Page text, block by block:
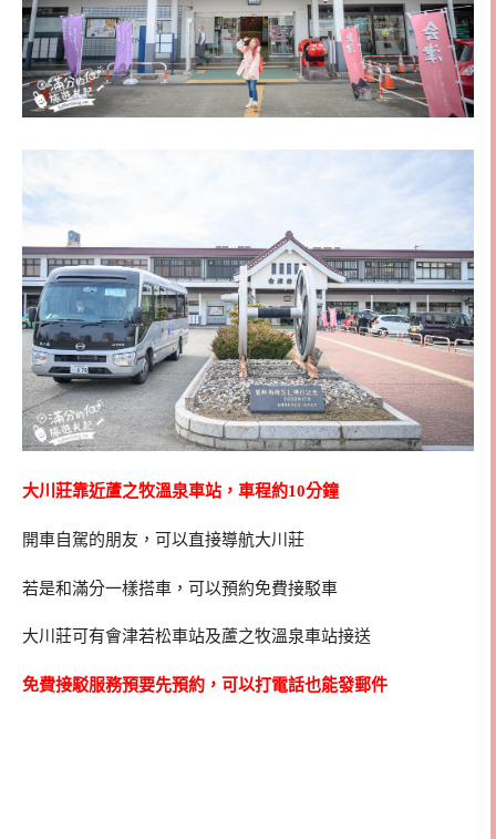
大川莊靠近蘆之牧溫泉車站，車程約10分鐘
開車自駕的朋友，可以直接導航大川莊
若是和滿分一樣搭車，可以預約免費接駁車
大川莊可有會津若松車站及蘆之牧溫泉車站接送
免費接駁服務預要先預約，可以打電話也能發郵件